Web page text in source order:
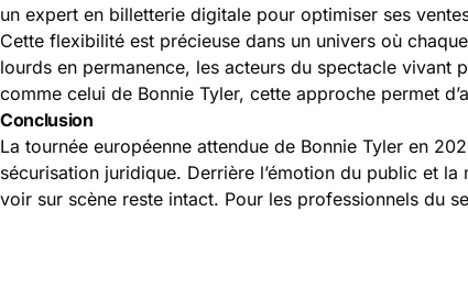
un expert en billetterie digitale pour optimiser ses
Cette flexibilité est précieuse dans un univers où
lourds en permanence, les acteurs du spectacle vivant
comme celui de Bonnie Tyler, cette approche permet
Conclusion
La tournée européenne attendue de Bonnie Tyler en
sécurisation juridique. Derrière l’émotion du public et
voir sur scène reste intact. Pour les professionnels du